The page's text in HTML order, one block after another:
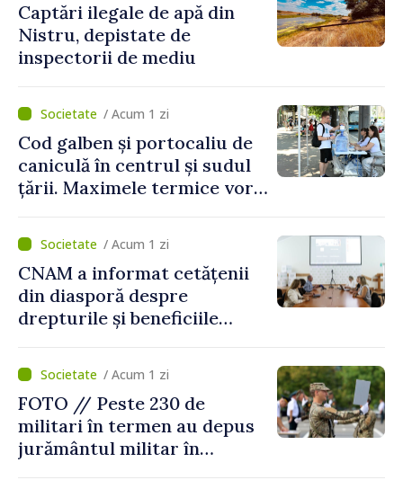
Captări ilegale de apă din
Nistru, depistate de
inspectorii de mediu
/ Acum 1 zi
Cod galben și portocaliu de
caniculă în centrul și sudul
țării. Maximele termice vor
/ Acum 1 zi
CNAM a informat cetățenii
din diasporă despre
drepturile și beneficiile
/ Acum 1 zi
FOTO // Peste 230 de
militari în termen au depus
jurământul militar în